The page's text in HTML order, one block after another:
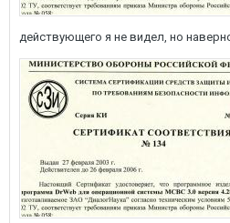
действующего я не видел, но